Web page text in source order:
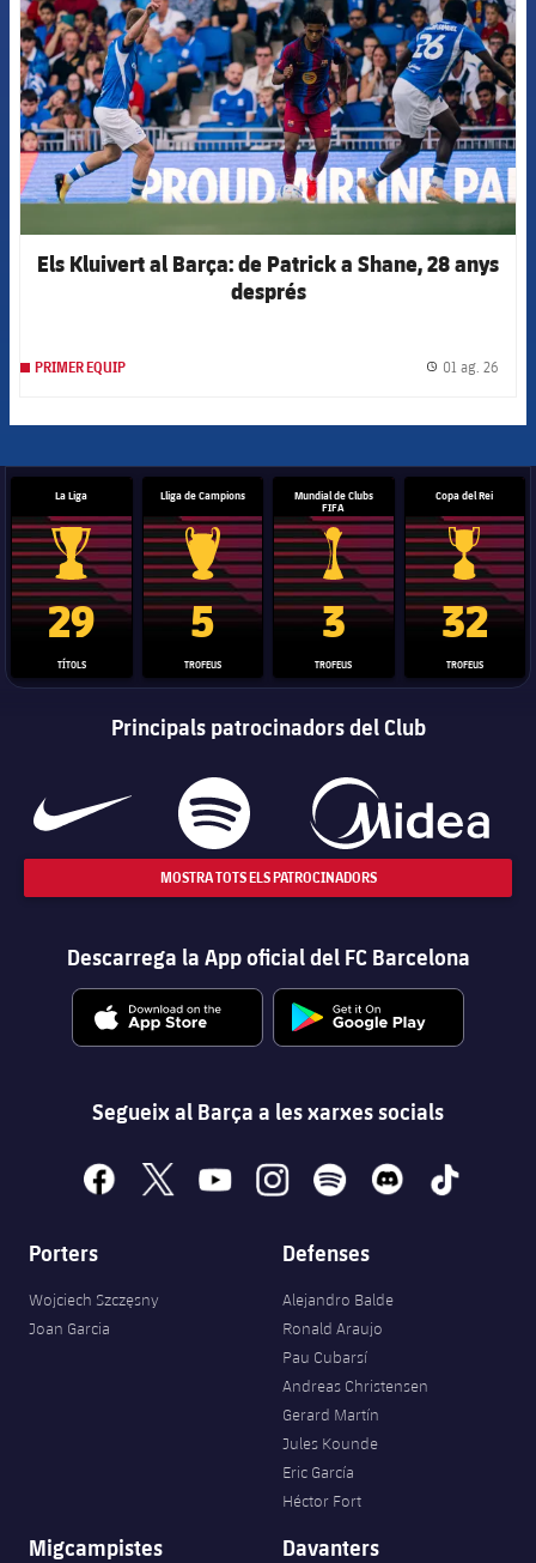
Els Kluivert al Barça: de Patrick a Shane, 28 anys
després
PRIMER EQUIP 01 ag. 26
La Liga
Trofeu de la Liga
29
TÍTOLS
Lliga de Campions
Trofeu de la Lliga de Campions
5
TROFEUS
Mundial de Clubs
FIFA
Trofeu del Mundial de Clubs
3
TROFEUS
Copa del Rei
Copa del
32
TROFEUS
Principals patrocinadors del Club
MOSTRA TOTS ELS PATROCINADORS
Descarrega la App oficial del FC Barcelona
Segueix al Barça a les xarxes socials
facebook
x youtubeinstagramspotify discord tiktok
Porters
Wojciech Szczęsny
Joan Garcia
Defenses
Alejandro Balde
Ronald Araujo
Pau Cubarsí
Andreas Christensen
Gerard Martín
Jules Kounde
Eric García
Héctor Fort
Migcampistes Davanters